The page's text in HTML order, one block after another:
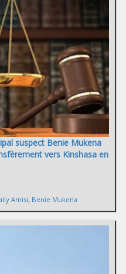
suspect Benie Mukena
vers Kinshasa en
Amisi, Benie Mukena